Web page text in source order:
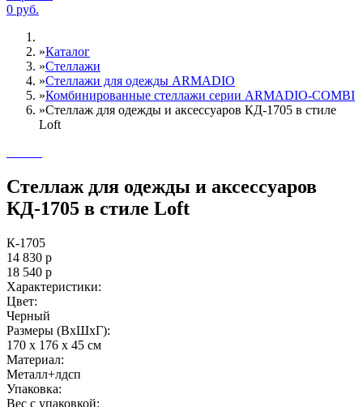
0 руб.
»Каталог
»Стеллажи
»Cтеллажи для одежды ARMADIO
»Комбинированные стеллажи серии ARMADIO-COMBI
»Стеллаж для одежды и аксессуаров КД-1705 в стиле
Loft
Стеллаж для одежды и аксессуаров
КД-1705 в стиле Loft
К-1705
14 830 р
18 540 р
Характеристики:
Цвет:
Черный
Размеры (ВxШxГ):
170 x 176 x 45 см
Материал:
Металл+лдсп
Упаковка:
Вес с упаковкой: